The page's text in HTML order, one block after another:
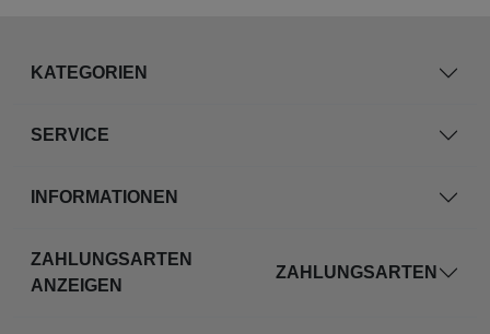
KATEGORIEN
SERVICE
INFORMATIONEN
ZAHLUNGSARTEN
ANZEIGEN
ZAHLUNGSARTEN